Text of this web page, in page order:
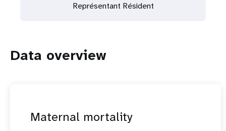
Représentant Résident
Data overview
Maternal mortality